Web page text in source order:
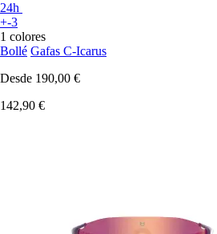
24h
+-3
1 colores
Bollé Gafas C-Icarus
Desde 190,00 €
142,90 €